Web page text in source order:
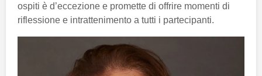
ospiti è d’eccezione e promette di offrire momenti di
riflessione e intrattenimento a tutti i partecipanti.